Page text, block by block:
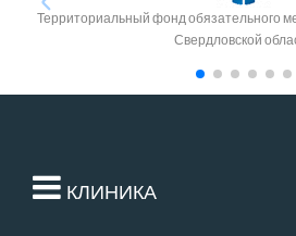
Территориальный фонд обязательного
Свердловской
КЛИНИКА